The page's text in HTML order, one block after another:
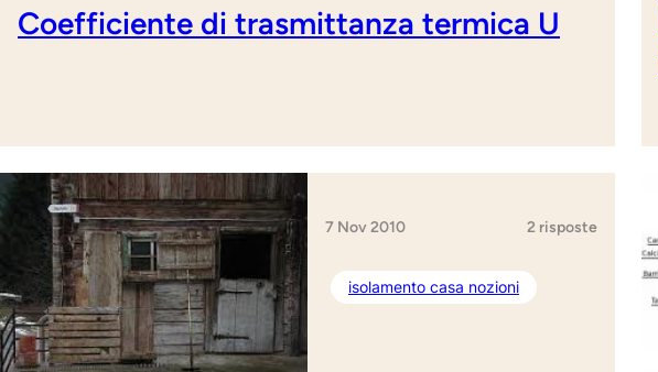
Coefficiente di trasmittanza termica U
7 Nov 2010 2 risposte
isolamento casa nozioni